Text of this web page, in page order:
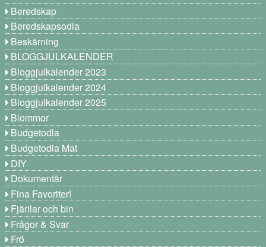
Beredskap
Beredskapsodla
Beskärning
BLOGGJULKALENDER
Bloggjulkalender 2023
Bloggjulkalender 2024
Bloggjulkalender 2025
Blommor
Budgetodla
Budgetodla Mat
DIY
Dokumentär
Fina Favoriter!
Fjärilar och bin
Frågor & Svar
Frö